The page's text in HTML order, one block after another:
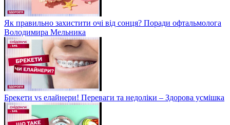
Як правильно захистити очі від сонця? Поради офтальмолога
Володимира Мельника
Брекети vs елайнери! Переваги та недоліки – Здорова усмішка